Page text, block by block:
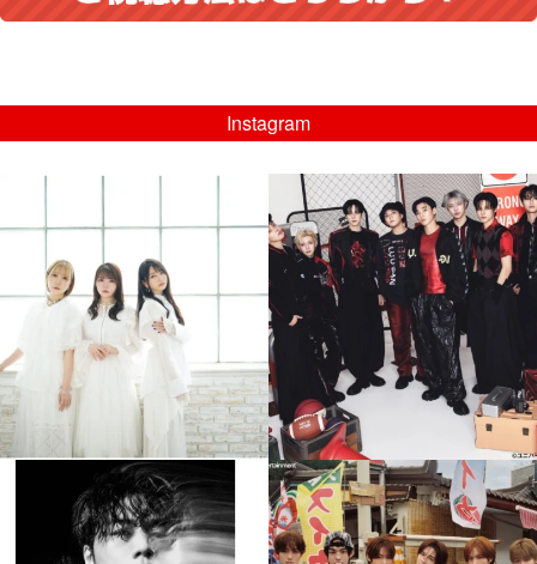
Instagram
💡8/5(水)特番放送！
...
8月 4
4 0
musicjapantv
💡08/05(水)23:00特番放送！
...
8月 4
4 0
musicjapantv
💡8月特番放送決定！
...
8月 4
musicjapantv
💡8月特番放送決定！
...
8月 4